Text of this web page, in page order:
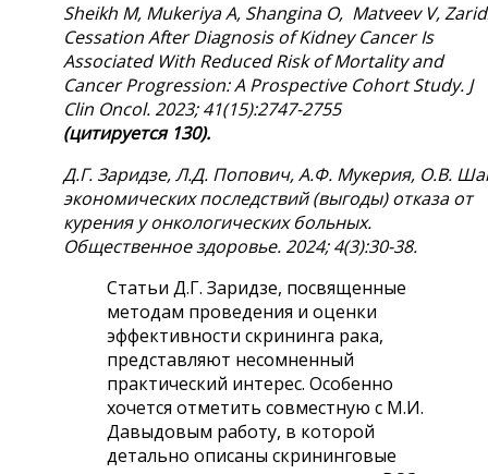
Sheikh M, MukeriyaA, Shangina O, Matveev V,
Cessation After Diagnosis of Kidney Cancer Is
Associated With Reduced Risk of Mortality and
Cancer Progression: A Prospective Cohort Study. J
Clin Oncol. 2023; 41(15):2747-2755
(цитируется130).
Д.Г. Заридзе, Л.Д. Попович, А.Ф. Мукерия, О.В.
экономических последствий (выгоды) отказа от
курения у онкологических больных.
Общественное здоровье. 2024; 4(3):30-38.
Статьи Д.Г. Заридзе, посвященные
методам проведения и оценки
эффективности скрининга рака,
представляют несомненный
практический интерес. Особенно
хочется отметить совместную с М.И.
Давыдовым работу, в которой
детально описаны скрининговые